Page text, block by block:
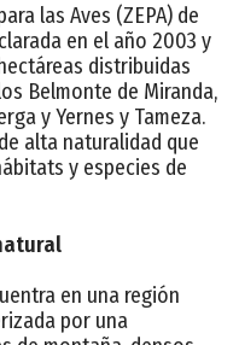
las Aves (ZEPA) de
en el año 2003 y
distribuidas
Belmonte de Miranda,
y Yernes y Tameza.
alta naturalidad que
y especies de
en una región
por una